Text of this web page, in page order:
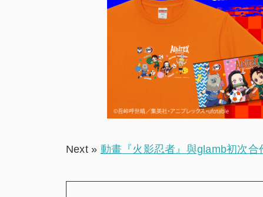
Next » 動畫『火影忍者』與glamb初次合